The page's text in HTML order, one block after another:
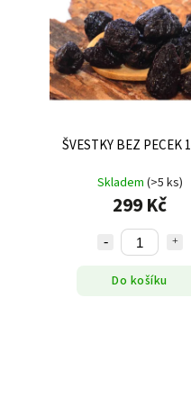
ŠVESTKY BEZ PECEK
Skladem (>5 ks)
299 Kč
Do košíku